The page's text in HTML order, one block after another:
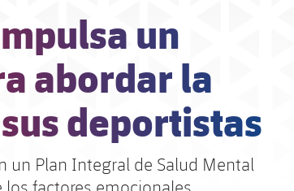
un
abordar la
deportistas
un Plan Integral de Salud Mental